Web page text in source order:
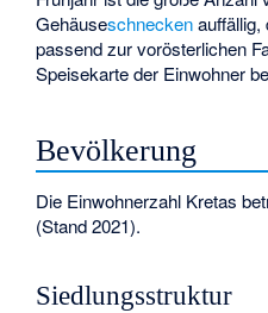
Gehäuseschneckenauffällig,
passend zur vorösterlichen
Speisekarte der Einwohner
Bevölkerung
Die Einwohnerzahl Kretas
(Stand 2021).
Siedlungsstruktur